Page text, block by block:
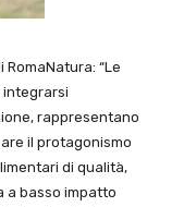
“Le
integrarsi
rappresentano
il protagonismo
di qualità,
a basso impatto